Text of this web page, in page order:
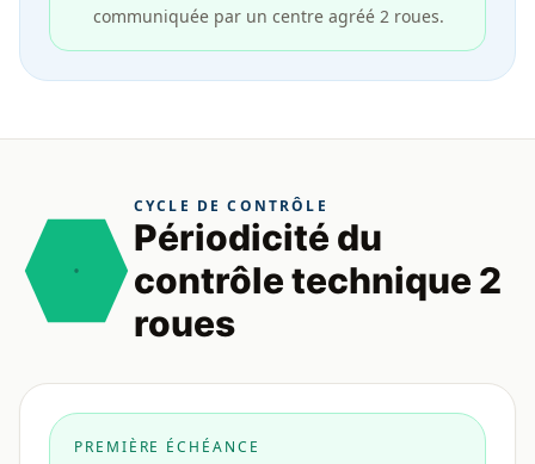
communiquée par un centre agréé 2 roues.
CYCLE DE CONTRÔLE
Périodicité du
contrôle technique 2
roues
PREMIÈRE ÉCHÉANCE